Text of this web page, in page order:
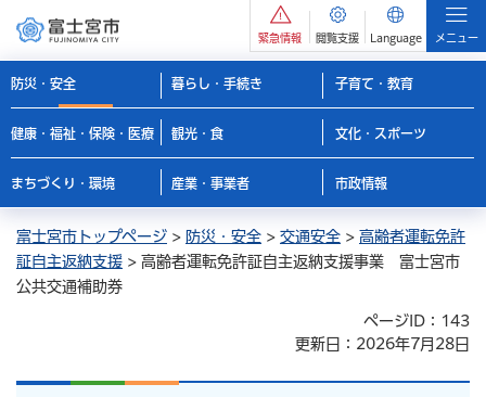
緊急情報 閲覧支援 Language メニュー
防災・安全 暮らし・手続き 子育て・教育
健康・福祉・保険・医療 観光・食 文化・スポーツ
まちづくり・環境 産業・事業者 市政情報
富士宮市トップページ > 防災・安全 > 交通安全 > 高齢者運転免許
証自主返納支援 > 高齢者運転免許証自主返納支援事業 富士宮市
公共交通補助券
ページID：143
更新日：2026年7月28日